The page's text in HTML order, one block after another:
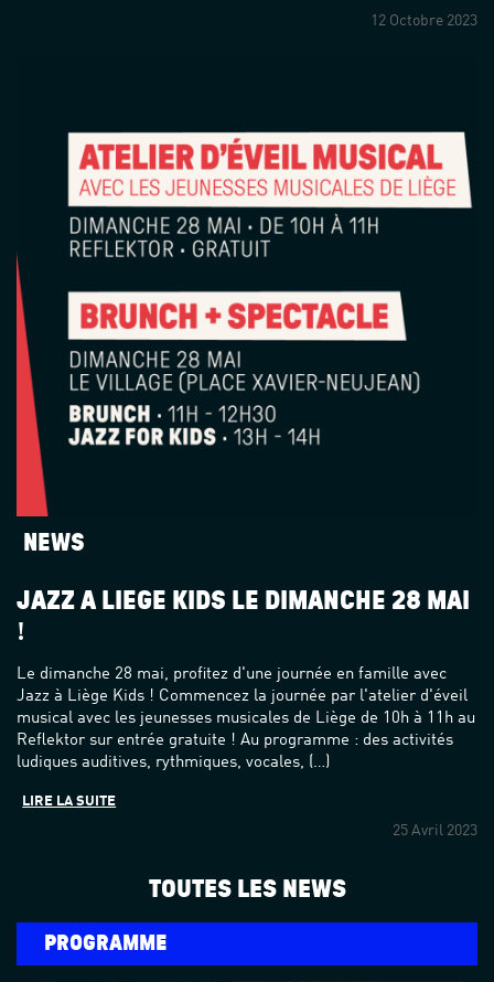
12 Octobre 2023
NEWS
JAZZ À LIÈGE KIDS LE DIMANCHE 28 MAI
!
Le dimanche 28 mai, profitez d'une journée en famille avec
Jazz à Liège Kids ! Commencez la journée par l'atelier d'éveil
musical avec les jeunesses musicales de Liège de 10h à 11h au
Reflektor sur entrée gratuite ! Au programme : des activités
ludiques auditives, rythmiques, vocales, (…)
LIRE LA SUITE
25 Avril 2023
TOUTES LES NEWS
PROGRAMME